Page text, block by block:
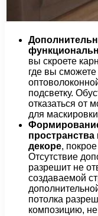
вы скроете
где вы сможете
подсветку.
отказаться от
для
декоре,
Отсутствие
разрешит не
создаваемой
потолка
композицию, не